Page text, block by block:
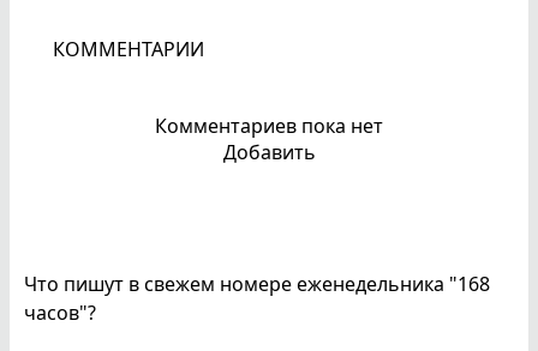
КОММЕНТАРИИ
Комментариев пока нет
Добавить
Что пишут в свежем номере еженедельника "168
часов"?